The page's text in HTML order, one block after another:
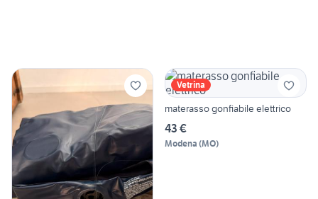
Vetrina
materasso gonfiabile elettrico
43 €
Modena (MO)